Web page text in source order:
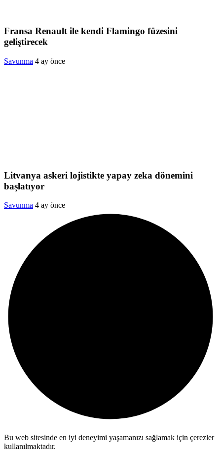
Fransa Renault ile kendi Flamingo füzesini
geliştirecek
Savunma 4 ay önce
Litvanya askeri lojistikte yapay zeka dönemini
başlatıyor
Savunma 4 ay önce
Bu web sitesinde en iyi deneyimi yaşamanızı sağlamak için çerezler
kullanılmaktadır.